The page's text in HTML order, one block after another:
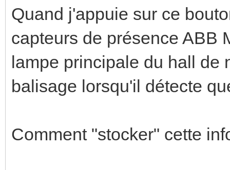
Quand j'appuie sur ce
capteurs de présence ABB
lampe principale du hall de
balisage lorsqu'il détecte
Comment "stocker" cette